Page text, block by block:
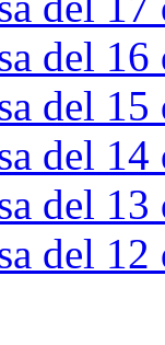
del
del
del
del
del